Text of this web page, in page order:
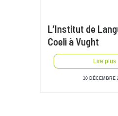
L’Institut de
Coeli à Vught
Lire plus
10 DÉCEMBRE